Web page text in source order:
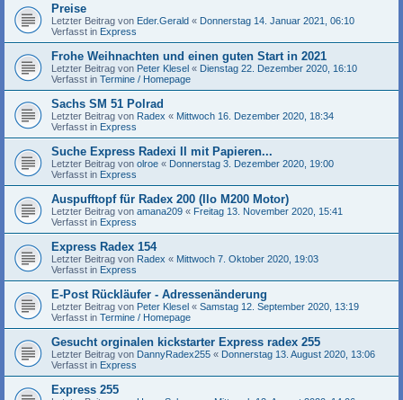
Preise
Letzter Beitrag von Eder.Gerald « Donnerstag 14. Januar 2021, 06:10
Verfasst in Express
Frohe Weihnachten und einen guten Start in 2021
Letzter Beitrag von Peter Klesel « Dienstag 22. Dezember 2020, 16:10
Verfasst in Termine / Homepage
Sachs SM 51 Polrad
Letzter Beitrag von Radex « Mittwoch 16. Dezember 2020, 18:34
Verfasst in Express
Suche Express Radexi II mit Papieren...
Letzter Beitrag von olroe « Donnerstag 3. Dezember 2020, 19:00
Verfasst in Express
Auspufftopf für Radex 200 (Ilo M200 Motor)
Letzter Beitrag von amana209 « Freitag 13. November 2020, 15:41
Verfasst in Express
Express Radex 154
Letzter Beitrag von Radex « Mittwoch 7. Oktober 2020, 19:03
Verfasst in Express
E-Post Rückläufer - Adressenänderung
Letzter Beitrag von Peter Klesel « Samstag 12. September 2020, 13:19
Verfasst in Termine / Homepage
Gesucht orginalen kickstarter Express radex 255
Letzter Beitrag von DannyRadex255 « Donnerstag 13. August 2020, 13:06
Verfasst in Express
Express 255